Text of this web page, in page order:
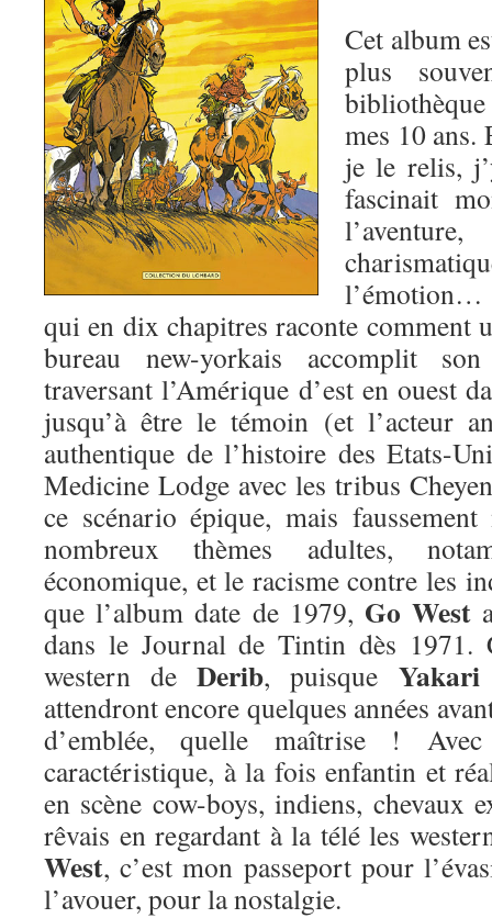
Cet album
plus
mes 10 ans.
je le relis,
fascinait
l’émotion…
qui en dix chapitres raconte comment
bureau new-yorkais accomplit
traversant l’Amérique d’est en ouest
jusqu’à être le témoin (et l’acteur
authentique de l’histoire des Etats-
Medicine Lodge avec les tribus
ce scénario épique, mais
nombreux thèmes adultes,
économique, et le racisme contre les
que l’album date de 1979, Go West
dans le Journal de Tintin dès 1971.
western deDerib, puisque Yakari
attendront encore quelques années
d’emblée, quelle maîtrise !
caractéristique, à la fois enfantin et
en scène cow-boys, indiens, chevaux
rêvais en regardant à la télé les
West, c’est mon passeport pour
l’avouer, pour la nostalgie.